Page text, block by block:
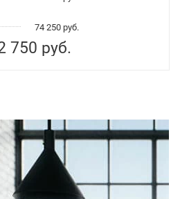
74 250 руб.
750 руб.